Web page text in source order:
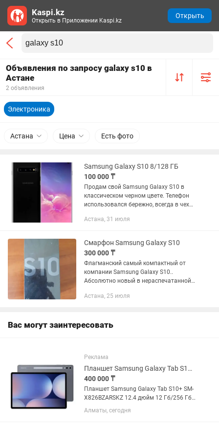
Объявления по запросу galaxy s10 в
Астане
2 объявления
Электроника
Астана Цена Есть фото
Samsung Galaxy S10 8/128 ГБ
100 000 ₸
Продам свой Samsung Galaxy S10 в
классическом черном цвете. Телефон
использовался бережно, всегда в чехле
Экран без выгораний и царапин. Все
Астана, 31 июля
Смарфон Samsung Galaxy S10
300 000 ₸
Флагманский самый компактный от
компании Samsung Galaxy S10..
Абсолютно новый в нераспечатанной
одной рукой с ним , престижного
Астана, 25 июля
Вас могут заинтересовать
Реклама
Планшет Samsung Galaxy Tab S10 SM-X826BZARSKZ 12.4 дюйм 12 Гб/256 Гб серый
400 000 ₸
Планшет Samsung Galaxy Tab S10+ SM-
X826BZARSKZ 12.4 дюйм 12 Гб/256 Гб
серый Еще в подарок чехол и
клавиатура оба новая куплена 20
Алматы, сегодня
Kaspi.kz
Открыть в Приложении Kaspi.kz
Открыть